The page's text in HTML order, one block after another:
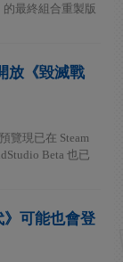
最終組合重製版
放《毀滅戰
覽現已在 Steam
Beta 也已
》可能也會登